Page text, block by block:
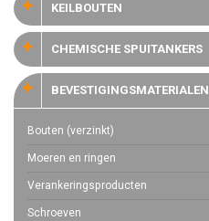
KEILBOUTEN
CHEMISCHE SPUITANKERS
BEVESTIGINGSMATERIALEN
Bouten (verzinkt)
Moeren en ringen
Verankeringsproducten
Schroeven